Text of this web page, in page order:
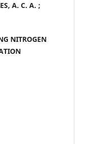
A. C. A. ;
NITROGEN